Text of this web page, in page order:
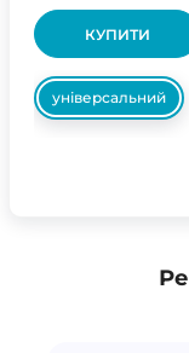
КУПИТИ
універсальний